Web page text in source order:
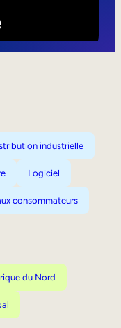
industrielle
Logiciel
consommateurs
du Nord